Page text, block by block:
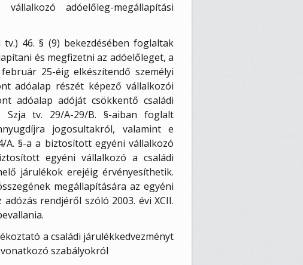
adóelőleg-megállapítási
46. § (9) bekezdésében foglaltak
és megfizetni az adóelőleget, a
25-éig elkészítendő személyi
adóalap részét képező vállalkozói
adóalap adóját csökkentő családi
tv. 29/A-29/B. §-aiban foglalt
jogosultakról, valamint e
A. §-a a biztosított egyéni vállalkozó
egyéni vállalkozó a családi
járulékok erejéig érvényesíthetik.
megállapítására az egyéni
rendjéről szóló 2003. évi XCII.
a családi járulékkedvezményt
szabályokról